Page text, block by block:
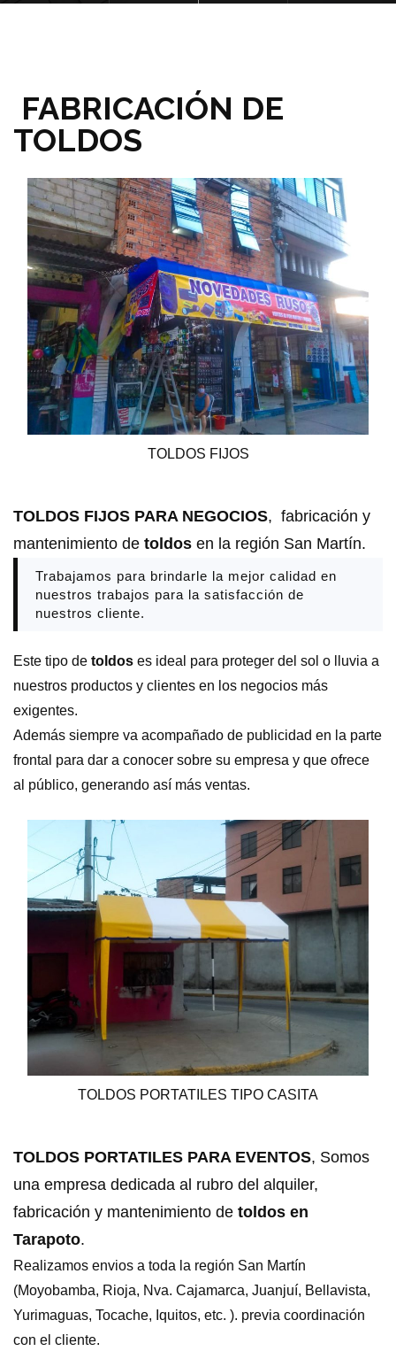
FABRICACIÓN DE
TOLDOS
TOLDOS FIJOS
TOLDOS FIJOS PARA NEGOCIOS, fabricación y
mantenimiento de toldos en la región San Martín.
Trabajamos para brindarle la mejor calidad en
nuestros trabajos para la satisfacción de
nuestros cliente.
Este tipo de toldos es ideal para proteger del sol o lluvia a
nuestros productos y clientes en los negocios más
exigentes.
Además siempre va acompañado de publicidad en la parte
frontal para dar a conocer sobre su empresa y que ofrece
al público, generando así más ventas.
TOLDOS PORTATILES TIPO CASITA
TOLDOS PORTATILES PARA EVENTOS, Somos
una empresa dedicada al rubro del alquiler,
fabricación y mantenimiento de toldos en
Tarapoto.
Realizamos envios a toda la región San Martín
(Moyobamba, Rioja, Nva. Cajamarca, Juanjuí, Bellavista,
Yurimaguas, Tocache, Iquitos, etc. ). previa coordinación
con el cliente.